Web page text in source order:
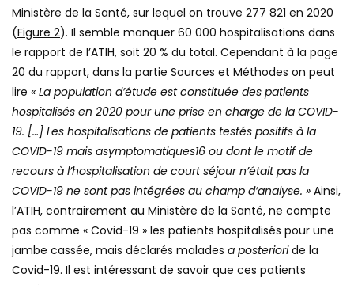
Ministère de la Santé, sur lequel on trouve 277 821 en 2020
(Figure 2). Il semble manquer 60 000 hospitalisations dans
le rapport de l’ATIH, soit 20 % du total. Cependant à la page
20 du rapport, dans la partie Sources et Méthodes on peut
lire « La population d’étude est constituée des patients
hospitalisés en 2020 pour une prise en charge de la COVID-
19. […] Les hospitalisations de patients testés positifs à la
COVID-19 mais asymptomatiques16 ou dont le motif de
recours à l’hospitalisation de court séjour n’était pas la
COVID-19 ne sont pas intégrées au champ d’analyse. » Ainsi,
l’ATIH, contrairement au Ministère de la Santé, ne compte
pas comme « Covid-19 » les patients hospitalisés pour une
jambe cassée, mais déclarés malades a posterioride la
Covid-19. Il est intéressant de savoir que ces patients